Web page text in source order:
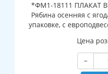
*ФМ1-18111 ПЛАКАТ
Рябина осенняя с
упаковке, с
Цена
−